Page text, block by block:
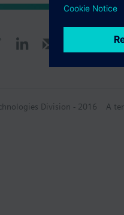
Division - 2016 A